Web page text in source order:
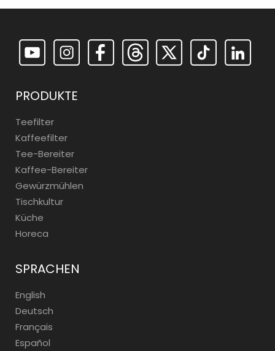
PRODUKTE
Teefilter
Kaffeefilter
Tee-Bereiter
Kaffee-Bereiter
Gewürzmühlen
Tischkultur
Küche
Horeca
SPRACHEN
English
Deutsch
Français
Español